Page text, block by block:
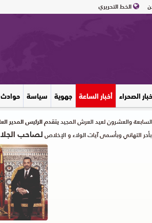
الخط التحريري
الصحراء أخبار الساعة جهوية سياسة حوادث